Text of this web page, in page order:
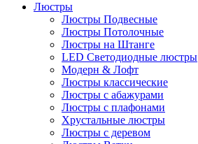
Люстры
Люстры Подвесные
Люстры Потолочные
Люстры на Штанге
LED Светодиодные люстры
Модерн & Лофт
Люстры классические
Люстры с абажурами
Люстры с плафонами
Хрустальные люстры
Люстры с деревом